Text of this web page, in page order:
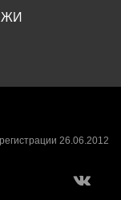
26.06.2012